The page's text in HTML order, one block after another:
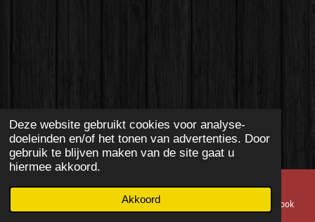
Deze website gebruikt cookies voor analyse-
doeleinden en/of het tonen van advertenties. Door
gebruik te blijven maken van de site gaat u
hiermee akkoord.
Akkoord
Telefoonnummer Facebook